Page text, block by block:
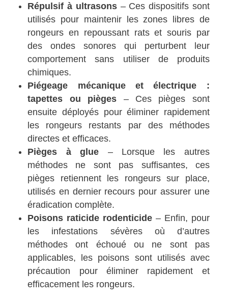
Répulsif à ultrasons– Ces dispositifs sont
utilisés pour maintenir les zones libres de
rongeurs en repoussant rats et souris par
des ondes sonores qui perturbent leur
comportement sans utiliser de produits
chimiques.
Piégeage mécanique et électrique :
tapettes ou pièges – Ces pièges sont
ensuite déployés pour éliminer rapidement
les rongeurs restants par des méthodes
directes et efficaces.
Pièges à glue – Lorsque les autres
méthodes ne sont pas suffisantes, ces
pièges retiennent les rongeurs sur place,
utilisés en dernier recours pour assurer une
éradication complète.
Poisons raticide rodenticide – Enfin, pour
les infestations sévères où d’autres
méthodes ont échoué ou ne sont pas
applicables, les poisons sont utilisés avec
précaution pour éliminer rapidement et
efficacement les rongeurs.